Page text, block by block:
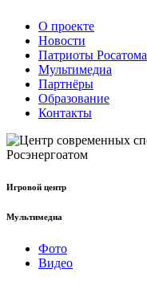
О проекте
Новости
Патриоты Росатома
Мультимедиа
Партнёры
Образование
Контакты
Игровой центр
Мультимедиа
Фото
Видео